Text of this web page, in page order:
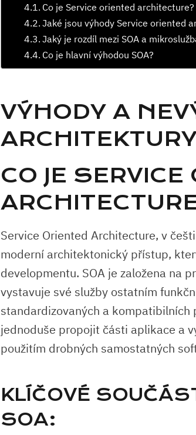
Co je Service oriented architecture?
Jaké jsou výhody Service oriented
Jaký je rozdíl mezi SOA a
Co je hlavní výhodou SOA?
VÝHODY A
CO JE SERVICE
Service Oriented Architecture, v
moderní architektonický přístup,
developmentu. SOA je založena na
vystavuje své služby ostatním
standardizovaných a kompatibilních
jednoduše propojit části aplikace a
použitím drobných samostatných
KLÍČOVÉ
SOA: